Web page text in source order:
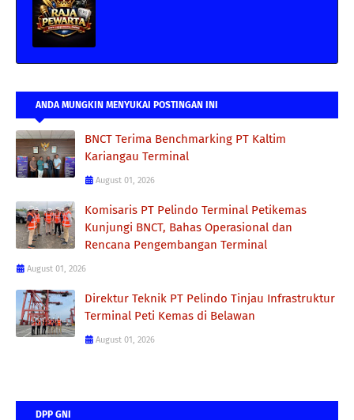
ANDA MUNGKIN MENYUKAI POSTINGAN INI
BNCT Terima Benchmarking PT Kaltim
Kariangau Terminal
August 01, 2026
Komisaris PT Pelindo Terminal Petikemas
Kunjungi BNCT, Bahas Operasional dan
Rencana Pengembangan Terminal
August 01, 2026
Direktur Teknik PT Pelindo Tinjau Infrastruktur
Terminal Peti Kemas di Belawan
August 01, 2026
DPP GNI